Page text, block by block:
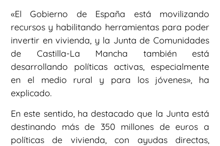
«El Gobierno de España está movilizando
recursos y habilitando herramientas para poder
invertir en vivienda, y la Junta de Comunidades
de Castilla-La Mancha también está
desarrollando políticas activas, especialmente
en el medio rural y para los jóvenes», ha
explicado.
En este sentido, ha destacado que la Junta está
destinando más de 350 millones de euros a
políticas de vivienda, con ayudas directas,